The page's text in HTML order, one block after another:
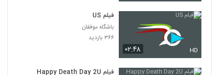
۰۲:۴۸ HD
فیلم US
باشگاه موفقان
۳۶۶ بازدید
فیلم Happy Death Day 2U